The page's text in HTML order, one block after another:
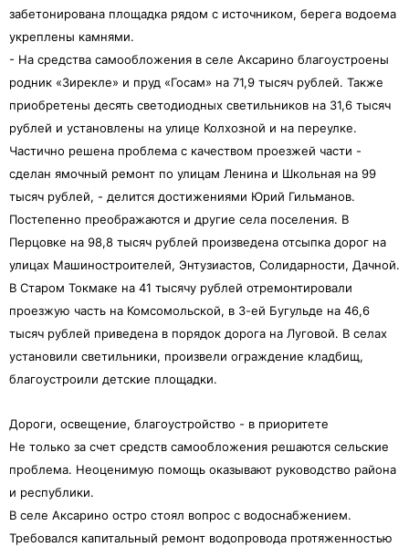
забетонирована площадка рядом с источником, берега водоема
укреплены камнями.
- На средства самообложения в селе Аксарино благоустроены
родник «Зирекле» и пруд «Госам» на 71,9 тысяч рублей. Также
приобретены десять светодиодных светильников на 31,6 тысяч
рублей и установлены на улице Колхозной и на переулке.
Частично решена проблема с качеством проезжей части -
сделан ямочный ремонт по улицам Ленина и Школьная на 99
тысяч рублей, - делится достижениями Юрий Гильманов.
Постепенно преображаются и другие села поселения. В
Перцовке на 98,8 тысяч рублей произведена отсыпка дорог на
улицах Машиностроителей, Энтузиастов, Солидарности, Дачной.
В Старом Токмаке на 41 тысячу рублей отремонтировали
проезжую часть на Комсомольской, в 3-ей Бугульде на 46,6
тысяч рублей приведена в порядок дорога на Луговой. В селах
установили светильники, произвели ограждение кладбищ,
благоустроили детские площадки.
Дороги, освещение, благоустройство - в приоритете
Не только за счет средств самообложения решаются сельские
проблема. Неоценимую помощь оказывают руководство района
и республики.
В селе Аксарино остро стоял вопрос с водоснабжением.
Требовался капитальный ремонт водопровода протяженностью